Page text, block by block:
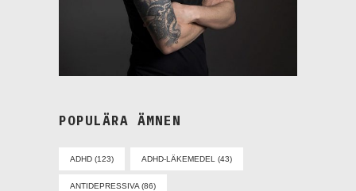
POPULÄRA ÄMNEN
ADHD (123) ADHD-LÄKEMEDEL (43)
ANTIDEPRESSIVA (86)